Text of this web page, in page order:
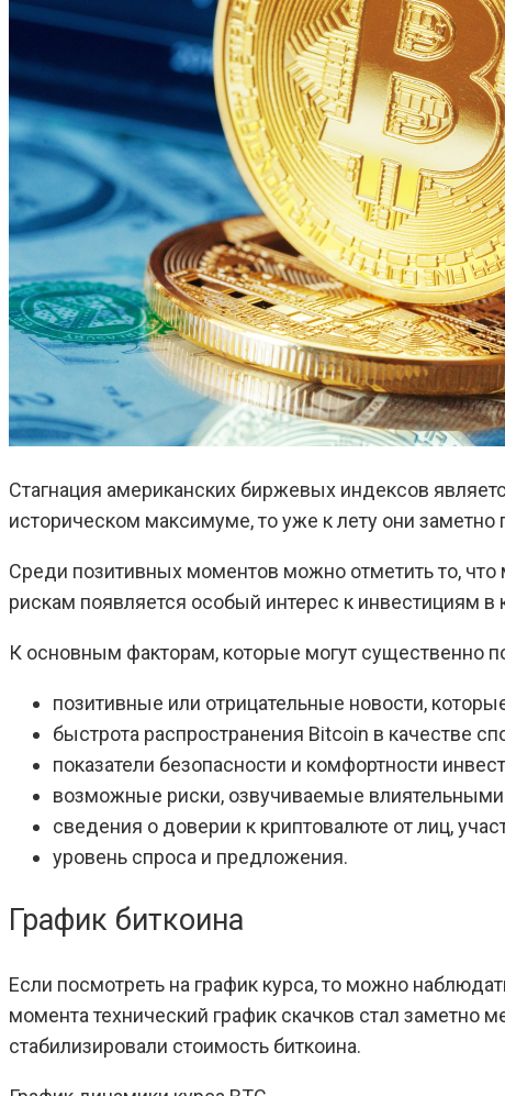
Стагнация американских биржевых индексов
историческом максимуме, то уже к лету они заметно
Среди позитивных моментов можно отметить то,
рискам появляется особый интерес к инвестициям
К основным факторам, которые могут существенно
позитивные или отрицательные новости,
быстрота распространения Bitcoin в качестве
показатели безопасности и комфортности
возможные риски, озвучиваемые влиятельными
сведения о доверии к криптовалюте от лиц,
уровень спроса и предложения.
График биткоина
Если посмотреть на график курса, то можно
момента технический график скачков стал
стабилизировали стоимость биткоина.